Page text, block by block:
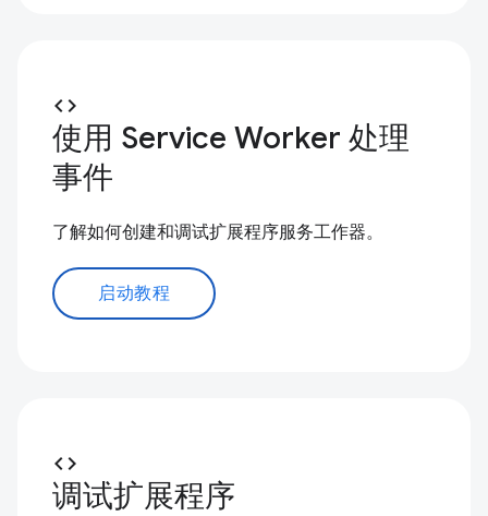
code
使用 Service Worker 处理
事件
了解如何创建和调试扩展程序服务工作器。
启动教程
code
调试扩展程序